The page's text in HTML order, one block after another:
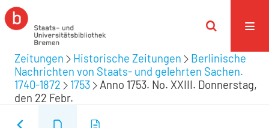
Zeitungen Historische Zeitungen
Berlinische
Nachrichten von Staats- und gelehrten Sachen.
1740-1872
1753
Anno 1753. No. XXIII. Donnerstag,
den 22 Febr.